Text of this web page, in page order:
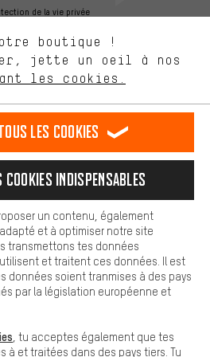
de la vie privée
EN Deutsch español
Communauté d'Aix-la-Chapelle
Légales Protection des données
de vente Plateforme d'Alerte
Corepile Paramètres de cookies
le contraste
en euros (MwSt hors) plus les
la livraison versÉtats-Unis.
boutique !
jette un oeil à nos
les cookies.
les cookies 'performance', tu peux nous
ton comportement d'achat.
les cookies de confort, nous
à ta disposition d'autres contenus et
plus, tu as la possibilité d'utiliser des
Par exemple, nous proposons une
que tu puisses utiliser les
web.
les cookies
cookies indispensables
un contenu, également
et à optimiser notre site
transmettons tes données
et traitent ces données. Il est
données soient tranmises à des pays
par la législation européenne et
, tu acceptes également que tes
à et traitées dans des pays tiers. Tu